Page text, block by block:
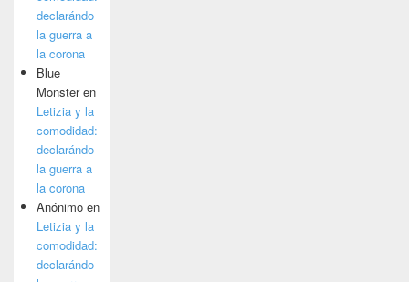
declarándo
la guerra a
la corona
Blue
Monsteren
Letizia y la
comodidad:
declarándo
la guerra a
la corona
Anónimo en
Letizia y la
comodidad:
declarándo